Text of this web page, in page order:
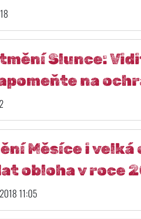
Slunce:
na
Měsíce i velká
obloha v roce
11:05